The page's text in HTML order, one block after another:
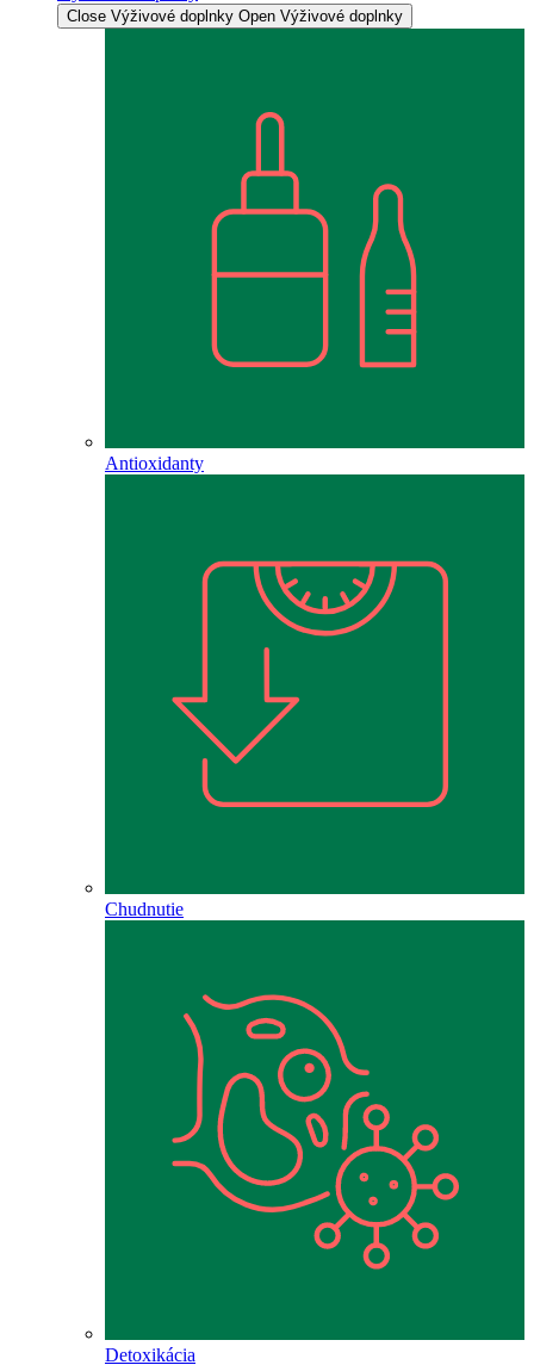
Close Výživové doplnky Open Výživové doplnky
Antioxidanty
Chudnutie
Detoxikácia